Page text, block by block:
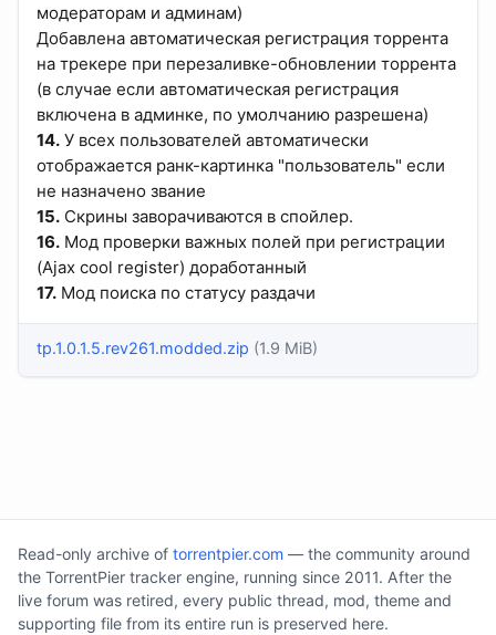
модераторам и админам)
Добавлена автоматическая регистрация торрента
на трекере при перезаливке-обновлении торрента
(в случае если автоматическая регистрация
включена в админке, по умолчанию разрешена)
14. У всех пользователей автоматически
отображается ранк-картинка "пользователь" если
не назначено звание
15. Скрины заворачиваются в спойлер.
16. Мод проверки важных полей при регистрации
(Ajax cool register) доработанный
17. Мод поиска по статусу раздачи
tp.1.0.1.5.rev261.modded.zip (1.9 MiB)
Read-only archive of torrentpier.com — the community around
the TorrentPier tracker engine, running since 2011. After the
live forum was retired, every public thread, mod, theme and
supporting file from its entire run is preserved here.